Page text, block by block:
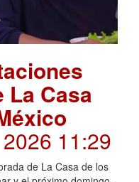
La Casa
11:29
de La Casa de los